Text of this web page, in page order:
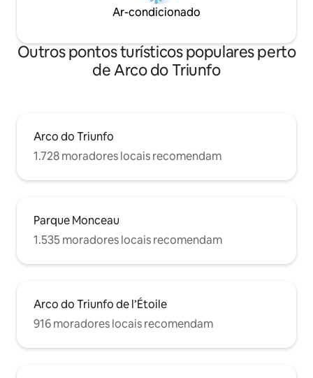
Ar-condicionado
Outros pontos turísticos populares perto
de Arco do Triunfo
Arco do Triunfo
1.728 moradores locais recomendam
Parque Monceau
1.535 moradores locais recomendam
Arco do Triunfo de l’Étoile
916 moradores locais recomendam